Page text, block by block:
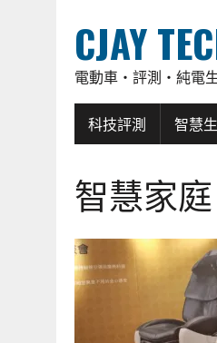
CJAY
電動車・評測・純電
科技評測 智慧
智慧家庭